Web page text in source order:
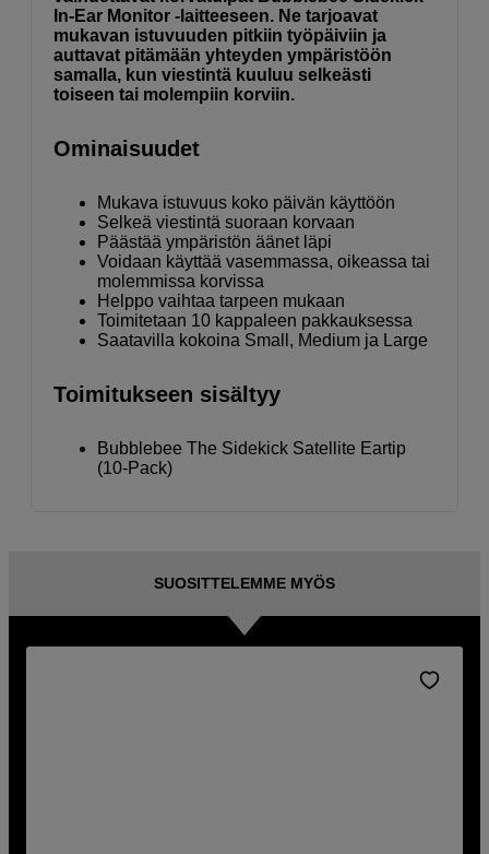
In-Ear Monitor -laitteeseen. Ne tarjoavat
mukavan istuvuuden pitkiin työpäiviin ja
auttavat pitämään yhteyden ympäristöön
samalla, kun viestintä kuuluu selkeästi
toiseen tai molempiin korviin.
Ominaisuudet
Mukava istuvuus koko päivän käyttöön
Selkeä viestintä suoraan korvaan
Päästää ympäristön äänet läpi
Voidaan käyttää vasemmassa, oikeassa tai
molemmissa korvissa
Helppo vaihtaa tarpeen mukaan
Toimitetaan 10 kappaleen pakkauksessa
Saatavilla kokoina Small, Medium ja Large
Toimitukseen sisältyy
Bubblebee The Sidekick Satellite Eartip
(10-Pack)
SUOSITTELEMME MYÖS